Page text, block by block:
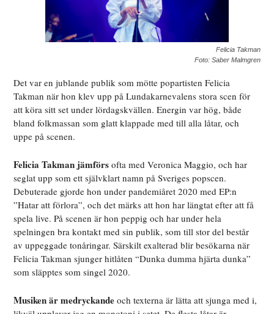
Felicia Takman
Foto: Saber Malmgren
Det var en jublande publik som mötte popartisten Felicia
Takman när hon klev upp på Lundakarnevalens stora scen för
att köra sitt set under lördagskvällen. Energin var hög, både
bland folkmassan som glatt klappade med till alla låtar, och
uppe på scenen.
Felicia Takman jämförs ofta med Veronica Maggio, och har
seglat upp som ett självklart namn på Sveriges popscen.
Debuterade gjorde hon under pandemiåret 2020 med EP:n
”Hatar att förlora”, och det märks att hon har längtat efter att få
spela live. På scenen är hon peppig och har under hela
spelningen bra kontakt med sin publik, som till stor del består
av uppeggade tonåringar. Särskilt exalterad blir besökarna när
Felicia Takman sjunger hitlåten “Dunka dumma hjärta dunka”
som släpptes som singel 2020.
Musiken är medryckande och texterna är lätta att sjunga med i,